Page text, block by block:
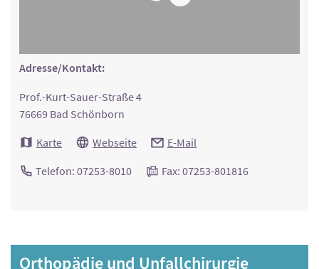
Adresse/Kontakt:
Prof.-Kurt-Sauer-Straße 4
76669 Bad Schönborn
Karte
Webseite E-Mail
Telefon: 07253-8010 Fax: 07253-801816
Orthopädie und Unfallchirurgie